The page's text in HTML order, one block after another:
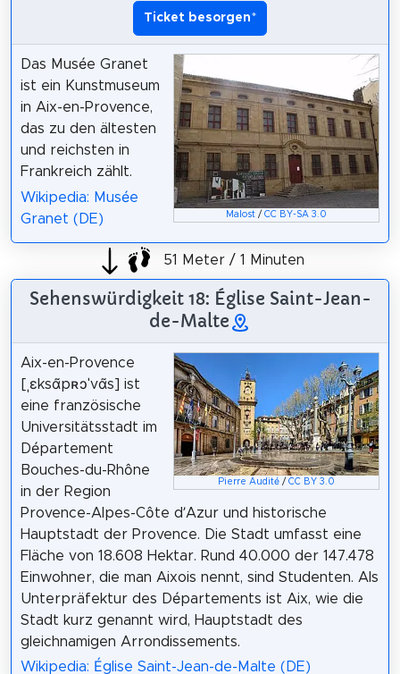
Ticket besorgen*
Malost /CC BY-SA 3.0
Das Musée Granet
ist ein Kunstmuseum
in Aix-en-Provence,
das zu den ältesten
und reichsten in
Frankreich zählt.
Wikipedia: Musée
Granet (DE)
51 Meter / 1 Minuten
Sehenswürdigkeit 18: Église Saint-Jean-
de-Malte
Pierre Audité /CC BY 3.0
Aix-en-Provence
[ˌɛksɑ̃pʀɔˈvɑ̃s] ist
eine französische
Universitätsstadt im
Département
Bouches-du-Rhône
in der Region
Provence-Alpes-Côte d’Azur und historische
Hauptstadt der Provence. Die Stadt umfasst eine
Fläche von 18.608 Hektar. Rund 40.000 der 147.478
Einwohner, die man Aixois nennt, sind Studenten. Als
Unterpräfektur des Départements ist Aix, wie die
Stadt kurz genannt wird, Hauptstadt des
gleichnamigen Arrondissements.
Wikipedia: Église Saint-Jean-de-Malte (DE)